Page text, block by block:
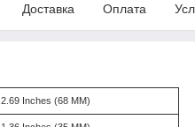
Доставка Оплата
2.69 Inches (68 MM)